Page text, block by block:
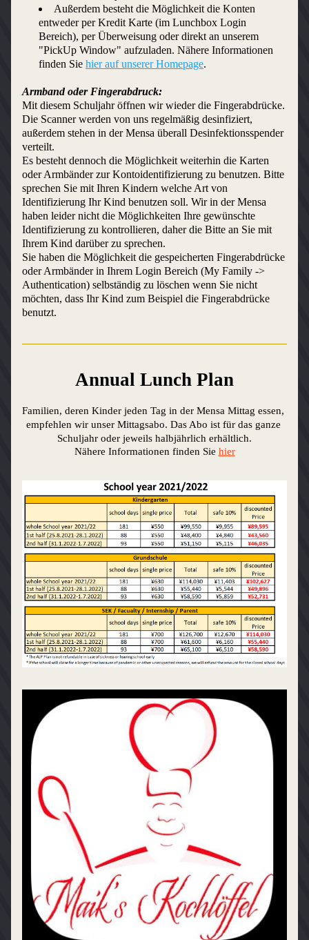
Außerdem besteht die Möglichkeit die Konten
entweder per Kredit Karte (im Lunchbox Login
Bereich), per Überweisung oder direkt an unserem
"PickUp Window" aufzuladen. Nähere Informationen
finden Sie hier auf unserer Homepage.
Armband oder Fingerabdruck:
Mit diesem Schuljahr öffnen wir wieder die Fingerabdrücke.
Die Scanner werden von uns regelmäßig desinfiziert,
außerdem stehen in der Mensa überall Desinfektionsspender
verteilt.
Es besteht dennoch die Möglichkeit weiterhin die Karten
oder Armbänder zur Kontoidentifizierung zu benutzen. Bitte
sprechen Sie mit Ihren Kindern welche Art von
Identifizierung Ihr Kind benutzen soll. Wir in der Mensa
haben leider nicht die Möglichkeiten Ihre gewünschte
Identifizierung zu kontrollieren, daher die Bitte an Sie mit
Ihrem Kind darüber zu sprechen.
Sie haben die Möglichkeit die gespeicherten Fingerabdrücke
oder Armbänder in Ihrem Login Bereich (My Family ->
Authentication) selbständig zu löschen wenn Sie nicht
möchten, dass Ihr Kind zum Beispiel die Fingerabdrücke
benutzt.
Annual Lunch Plan
Familien, deren Kinder jeden Tag in der Mensa Mittag essen,
empfehlen wir unser Mittagsabo. Das Abo ist für das ganze
Schuljahr oder jeweils halbjährlich erhältlich.
Nähere Informationen finden Sie hier